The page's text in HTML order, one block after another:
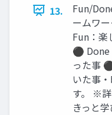
13.
Fun/
ームワ
Fun：楽
⚫ Done
った事
いた事
す。 ※詳
きっと学